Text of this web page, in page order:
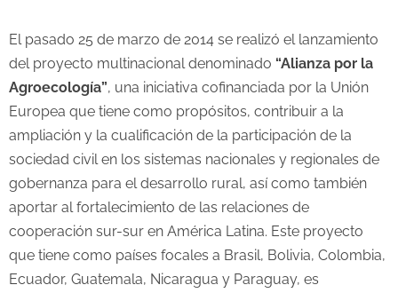
El pasado 25 de marzo de 2014 se realizó el lanzamiento
del proyecto multinacional denominado “Alianza por la
Agroecología”, una iniciativa cofinanciada por la Unión
Europea que tiene como propósitos, contribuir a la
ampliación y la cualificación de la participación de la
sociedad civil en los sistemas nacionales y regionales de
gobernanza para el desarrollo rural, así como también
aportar al fortalecimiento de las relaciones de
cooperación sur-sur en América Latina. Este proyecto
que tiene como países focales a Brasil, Bolivia, Colombia,
Ecuador, Guatemala, Nicaragua y Paraguay, es